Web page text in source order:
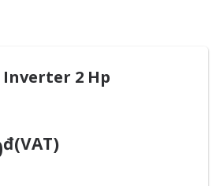
2 Hp
đ(VAT)